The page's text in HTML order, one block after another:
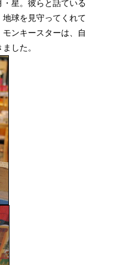
星。彼らと話ている
球を見守ってくれて
ンキースターは、自
した。